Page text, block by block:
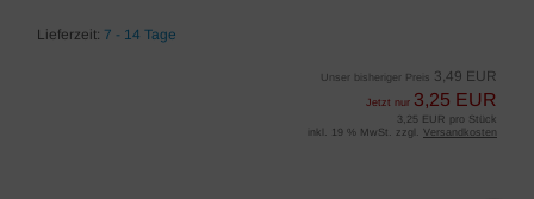
Lieferzeit: 7 - 14 Tage
Unser bisheriger Preis 3,49 EUR
Jetzt nur 3,25 EUR
3,25 EUR pro Stück
inkl. 19 % MwSt. zzgl. Versandkosten